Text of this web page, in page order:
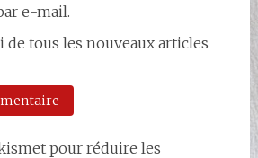
e-mail.
de tous les nouveaux articles
pour réduire les